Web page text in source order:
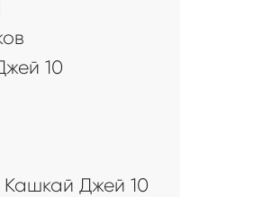
10
Джей 10